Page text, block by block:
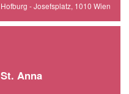
Hofburg - Josefsplatz, 1010 Wien
St. Anna